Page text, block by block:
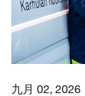
九月 02, 2026